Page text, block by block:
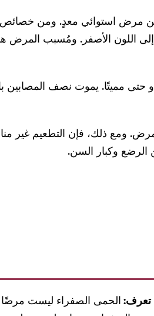
عن مرض استوائي معدٍ. ومن
اللون الأصفر. ومُسبب
حتى مميتًا. يموت نصف المصابين
ومع ذلك، فإن التطعيم غير
الرضع وكبار السن.
تعرف: الحمى الصفراء ليست